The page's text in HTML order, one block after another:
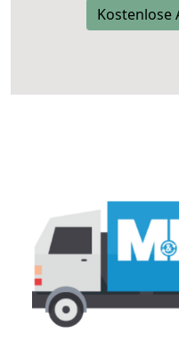
Kostenlose